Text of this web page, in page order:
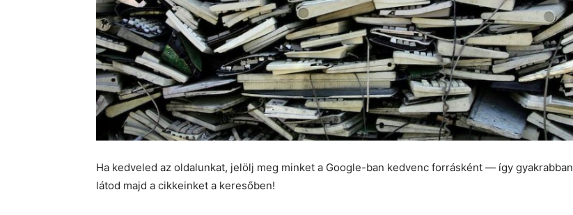
Ha kedveled az oldalunkat, jelölj meg minket a Google-ban kedvenc forrásként — így gyakrabban
látod majd a cikkeinket a keresőben!